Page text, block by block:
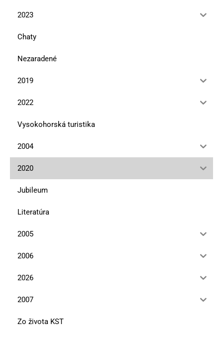
2023
Chaty
Nezaradené
2019
2022
Vysokohorská turistika
2004
2020
Jubileum
Literatúra
2005
2006
2026
2007
Zo života KST